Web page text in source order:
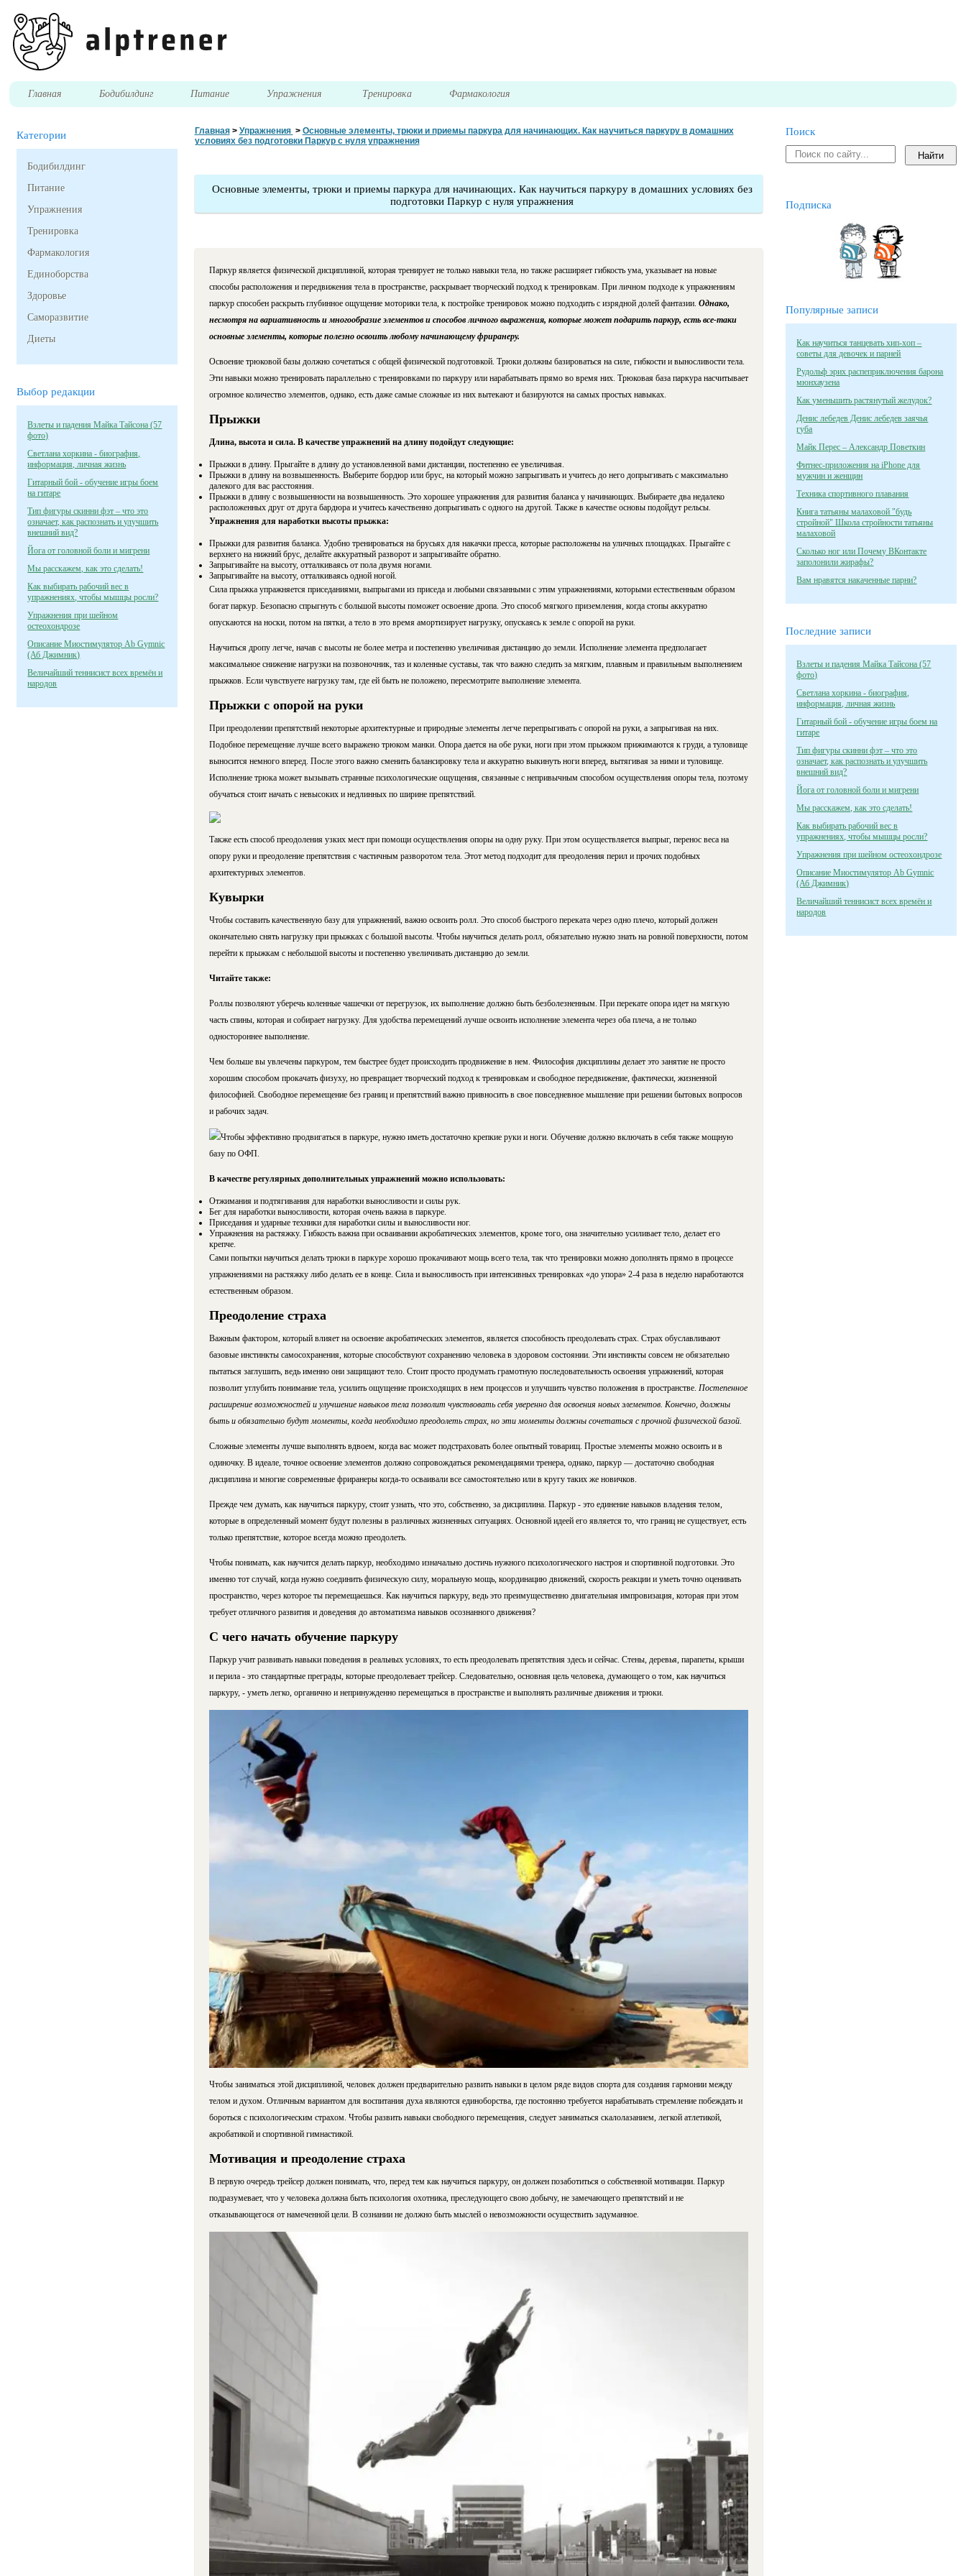
Главная Бодибилдинг Питание Упражнения Тренировка Фармакология
Категории
Бодибилдинг
Питание
Упражнения
Тренировка
Фармакология
Единоборства
Здоровье
Саморазвитие
Диеты
Выбор редакции
Взлеты и падения Майка Тайсона (57
фото)
Светлана хоркина - биография,
информация, личная жизнь
Гитарный бой - обучение игры боем
на гитаре
Тип фигуры скинни фэт – что это
означает, как распознать и улучшить
внешний вид?
Йога от головной боли и мигрени
Мы расскажем, как это сделать!
Как выбирать рабочий вес в
упражнениях, чтобы мышцы росли?
Упражнения при шейном
остеохондрозе
Описание Миостимулятор Ab Gymnic
(Аб Джимник)
Величайший теннисист всех времён и
народов
Главная> Упражнения > Основные элементы, трюки и приемы паркура для начинающих. Как научиться паркуру в домашних
условиях без подготовки Паркур с нуля упражнения
Основные элементы, трюки и приемы паркура для начинающих. Как научиться паркуру в домашних условиях без
подготовки Паркур с нуля упражнения
Паркур является физической дисциплиной, которая тренирует не только навыки тела, но также расширяет гибкость ума, указывает на новые
способы расположения и передвижения тела в пространстве, раскрывает творческий подход к тренировкам. При личном подходе к упражнениям
паркур способен раскрыть глубинное ощущение моторики тела, к постройке тренировок можно подходить с изрядной долей фантазии. Однако,
несмотря на вариативность и многообразие элементов и способов личного выражения, которые может подарить паркур, есть все-таки
основные элементы, которые полезно освоить любому начинающему фриранеру.
Освоение трюковой базы должно сочетаться с общей физической подготовкой. Трюки должны базироваться на силе, гибкости и выносливости тела.
Эти навыки можно тренировать параллельно с тренировками по паркуру или нарабатывать прямо во время них. Трюковая база паркура насчитывает
огромное количество элементов, однако, есть даже самые сложные из них вытекают и базируются на самых простых навыках.
Прыжки
Длина, высота и сила. В качестве упражнений на длину подойдут следующие:
Прыжки в длину. Прыгайте в длину до установленной вами дистанции, постепенно ее увеличивая.
Прыжки в длину на возвышенность. Выберите бордюр или брус, на который можно запрыгивать и учитесь до него допрыгивать с максимально
далекого для вас расстояния.
Прыжки в длину с возвышенности на возвышенность. Это хорошее упражнения для развития баланса у начинающих. Выбираете два недалеко
расположенных друг от друга бардюра и учитесь качественно допрыгивать с одного на другой. Также в качестве основы подойдут рельсы.
Упражнения для наработки высоты прыжка:
Прыжки для развития баланса. Удобно тренироваться на брусьях для накачки пресса, которые расположены на уличных площадках. Прыгайте с
верхнего на нижний брус, делайте аккуратный разворот и запрыгивайте обратно.
Запрыгивайте на высоту, отталкиваясь от пола двумя ногами.
Запрыгивайте на высоту, отталкиваясь одной ногой.
Сила прыжка упражняется приседаниями, выпрыгами из приседа и любыми связанными с этим упражнениями, которыми естественным образом
богат паркур. Безопасно спрыгнуть с большой высоты поможет освоение дропа. Это способ мягкого приземления, когда стопы аккуратно
опускаются на носки, потом на пятки, а тело в это время амортизирует нагрузку, опускаясь к земле с опорой на руки.
Научиться дропу легче, начав с высоты не более метра и постепенно увеличивая дистанцию до земли. Исполнение элемента предполагает
максимальное снижение нагрузки на позвоночник, таз и коленные суставы, так что важно следить за мягким, плавным и правильным выполнением
прыжков. Если чувствуете нагрузку там, где ей быть не положено, пересмотрите выполнение элемента.
Прыжки с опорой на руки
При преодолении препятствий некоторые архитектурные и природные элементы легче перепрыгивать с опорой на руки, а запрыгивая на них.
Подобное перемещение лучше всего выражено трюком манки. Опора дается на обе руки, ноги при этом прыжком прижимаются к груди, а туловище
выносится немного вперед. После этого важно сменить балансировку тела и аккуратно выкинуть ноги вперед, вытягивая за ними и туловище.
Исполнение трюка может вызывать странные психологические ощущения, связанные с непривычным способом осуществления опоры тела, поэтому
обучаться стоит начать с невысоких и недлинных по ширине препятствий.
Также есть способ преодоления узких мест при помощи осуществления опоры на одну руку. При этом осуществляется выпрыг, перенос веса на
опору руки и преодоление препятствия с частичным разворотом тела. Этот метод подходит для преодоления перил и прочих подобных
архитектурных элементов.
Кувырки
Чтобы составить качественную базу для упражнений, важно освоить ролл. Это способ быстрого переката через одно плечо, который должен
окончательно снять нагрузку при прыжках с большой высоты. Чтобы научиться делать ролл, обязательно нужно знать на ровной поверхности, потом
перейти к прыжкам с небольшой высоты и постепенно увеличивать дистанцию до земли.
Читайте также:
Роллы позволяют уберечь коленные чашечки от перегрузок, их выполнение должно быть безболезненным. При перекате опора идет на мягкую
часть спины, которая и собирает нагрузку. Для удобства перемещений лучше освоить исполнение элемента через оба плеча, а не только
одностороннее выполнение.
Чем больше вы увлечены паркуром, тем быстрее будет происходить продвижение в нем. Философия дисциплины делает это занятие не просто
хорошим способом прокачать физуху, но превращает творческий подход к тренировкам и свободное передвижение, фактически, жизненной
философией. Свободное перемещение без границ и препятствий важно привносить в свое повседневное мышление при решении бытовых вопросов
и рабочих задач.
Чтобы эффективно продвигаться в паркуре, нужно иметь достаточно крепкие руки и ноги. Обучение должно включать в себя также мощную
базу по ОФП.
В качестве регулярных дополнительных упражнений можно использовать:
Отжимания и подтягивания для наработки выносливости и силы рук.
Бег для наработки выносливости, которая очень важна в паркуре.
Приседания и ударные техники для наработки силы и выносливости ног.
Упражнения на растяжку. Гибкость важна при осваивании акробатических элементов, кроме того, она значительно усиливает тело, делает его
крепче.
Сами попытки научиться делать трюки в паркуре хорошо прокачивают мощь всего тела, так что тренировки можно дополнять прямо в процессе
упражнениями на растяжку либо делать ее в конце. Сила и выносливость при интенсивных тренировках «до упора» 2-4 раза в неделю наработаются
естественным образом.
Преодоление страха
Важным фактором, который влияет на освоение акробатических элементов, является способность преодолевать страх. Страх обуславливают
базовые инстинкты самосохранения, которые способствуют сохранению человека в здоровом состоянии. Эти инстинкты совсем не обязательно
пытаться заглушить, ведь именно они защищают тело. Стоит просто продумать грамотную последовательность освоения упражнений, которая
позволит углубить понимание тела, усилить ощущение происходящих в нем процессов и улучшить чувство положения в пространстве. Постепенное
расширение возможностей и улучшение навыков тела позволит чувствовать себя уверенно для освоения новых элементов. Конечно, должны
быть и обязательно будут моменты, когда необходимо преодолеть страх, но эти моменты должны сочетаться с прочной физической базой.
Сложные элементы лучше выполнять вдвоем, когда вас может подстраховать более опытный товарищ. Простые элементы можно освоить и в
одиночку. В идеале, точное освоение элементов должно сопровождаться рекомендациями тренера, однако, паркур — достаточно свободная
дисциплина и многие современные фриранеры когда-то осваивали все самостоятельно или в кругу таких же новичков.
Прежде чем думать, как научиться паркуру, стоит узнать, что это, собственно, за дисциплина. Паркур - это единение навыков владения телом,
которые в определенный момент будут полезны в различных жизненных ситуациях. Основной идеей его является то, что границ не существует, есть
только препятствие, которое всегда можно преодолеть.
Чтобы понимать, как научится делать паркур, необходимо изначально достичь нужного психологического настроя и спортивной подготовки. Это
именно тот случай, когда нужно соединить физическую силу, моральную мощь, координацию движений, скорость реакции и уметь точно оценивать
пространство, через которое ты перемещаешься. Как научиться паркуру, ведь это преимущественно двигательная импровизация, которая при этом
требует отличного развития и доведения до автоматизма навыков осознанного движения?
С чего начать обучение паркуру
Паркур учит развивать навыки поведения в реальных условиях, то есть преодолевать препятствия здесь и сейчас. Стены, деревья, парапеты, крыши
и перила - это стандартные преграды, которые преодолевает трейсер. Следовательно, основная цель человека, думающего о том, как научиться
паркуру, - уметь легко, органично и непринужденно перемещаться в пространстве и выполнять различные движения и трюки.
Чтобы заниматься этой дисциплиной, человек должен предварительно развить навыки в целом ряде видов спорта для создания гармонии между
телом и духом. Отличным вариантом для воспитания духа являются единоборства, где постоянно требуется нарабатывать стремление побеждать и
бороться с психологическим страхом. Чтобы развить навыки свободного перемещения, следует заниматься скалолазанием, легкой атлетикой,
акробатикой и спортивной гимнастикой.
Мотивация и преодоление страха
В первую очередь трейсер должен понимать, что, перед тем как научиться паркуру, он должен позаботиться о собственной мотивации. Паркур
подразумевает, что у человека должна быть психология охотника, преследующего свою добычу, не замечающего препятствий и не
отказывающегося от намеченной цели. В сознании не должно быть мыслей о невозможности осуществить задуманное.
Поиск
Подписка
Популярные записи
Как научиться танцевать хип-хоп –
советы для девочек и парней
Рудольф эрих распеприключения барона
мюнхаузена
Как уменьшить растянутый желудок?
Денис лебедев Денис лебедев заячья
губа
Майк Перес – Александр Поветкин
Фитнес-приложения на iPhone для
мужчин и женщин
Техника спортивного плавания
Книга татьяны малаховой "будь
стройной" Школа стройности татьяны
малаховой
Сколько ног или Почему ВКонтакте
заполонили жирафы?
Вам нравятся накаченные парни?
Последние записи
Взлеты и падения Майка Тайсона (57
фото)
Светлана хоркина - биография,
информация, личная жизнь
Гитарный бой - обучение игры боем на
гитаре
Тип фигуры скинни фэт – что это
означает, как распознать и улучшить
внешний вид?
Йога от головной боли и мигрени
Мы расскажем, как это сделать!
Как выбирать рабочий вес в
упражнениях, чтобы мышцы росли?
Упражнения при шейном остеохондрозе
Описание Миостимулятор Ab Gymnic
(Аб Джимник)
Величайший теннисист всех времён и
народов